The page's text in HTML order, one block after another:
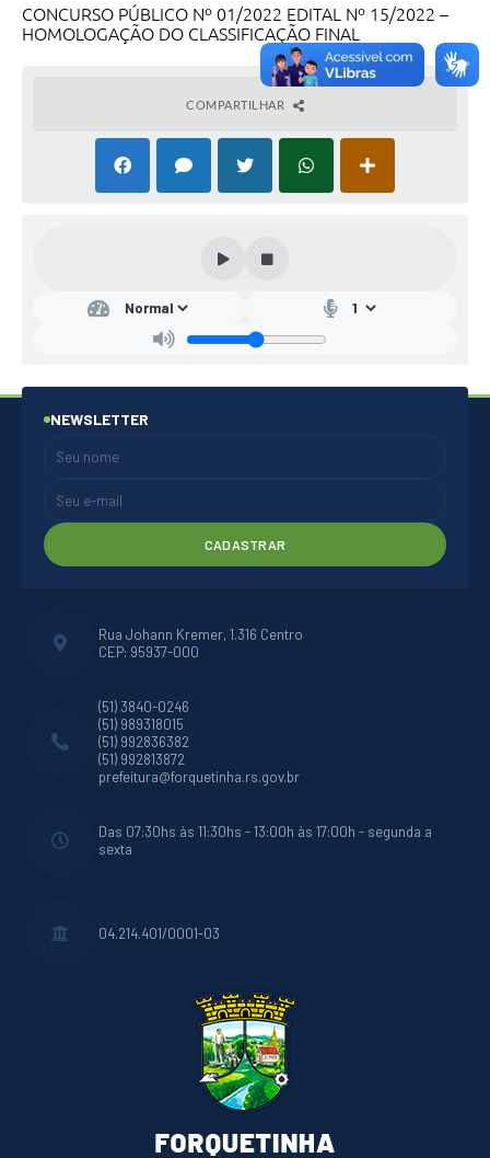
CONCURSO PÚBLICO Nº 01/2022 EDITAL Nº 15/2022 –
HOMOLOGAÇÃO DO CLASSIFICAÇÃO FINAL
COMPARTILHAR
Rua Johann Kremer, 1.316 Centro
CEP: 95937-000
(51) 3840-0246
(51) 989318015
(51) 992836382
(51) 992813872
prefeitura@forquetinha.rs.gov.br
Das 07:30hs às 11:30hs - 13:00h às 17:00h - segunda a
sexta
04.214.401/0001-03
NEWSLETTER
CADASTRAR